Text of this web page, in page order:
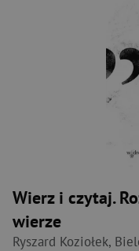
Wierz i czytaj.
wierze
Ryszard Koziołek,